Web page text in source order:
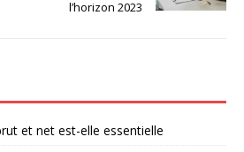
l’horizon 2023
et net est-elle essentielle